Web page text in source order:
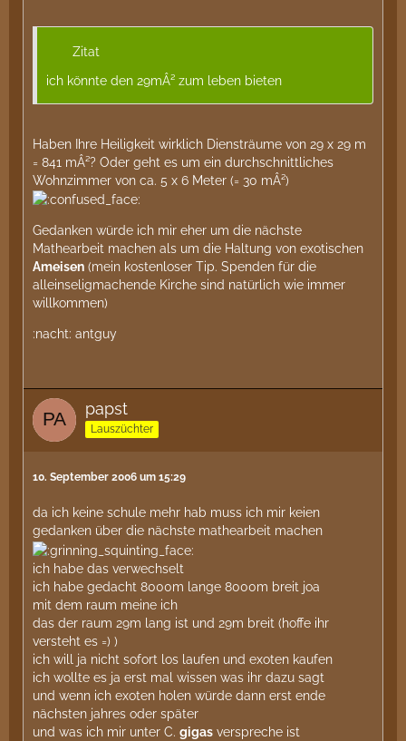
Zitat
ich könnte den 29mÂ² zum leben bieten
Haben Ihre Heiligkeit wirklich Diensträume von 29 x 29 m
= 841 mÂ²? Oder geht es um ein durchschnittliches
Wohnzimmer von ca. 5 x 6 Meter (= 30 mÂ²)
Gedanken würde ich mir eher um die nächste
Mathearbeit machen als um die Haltung von exotischen
Ameisen (mein kostenloser Tip. Spenden für die
alleinseligmachende Kirche sind natürlich wie immer
willkommen)
:nacht: antguy
papst
Lauszüchter
10. September 2006 um 15:29
da ich keine schule mehr hab muss ich mir keien
gedanken über die nächste mathearbeit machen
ich habe das verwechselt
ich habe gedacht 8000m lange 8000m breit joa
mit dem raum meine ich
das der raum 29m lang ist und 29m breit (hoffe ihr
versteht es =) )
ich will ja nicht sofort los laufen und exoten kaufen
ich wollte es ja erst mal wissen was ihr dazu sagt
und wenn ich exoten holen würde dann erst ende
nächsten jahres oder später
und was ich mir unter C. gigas verspreche ist